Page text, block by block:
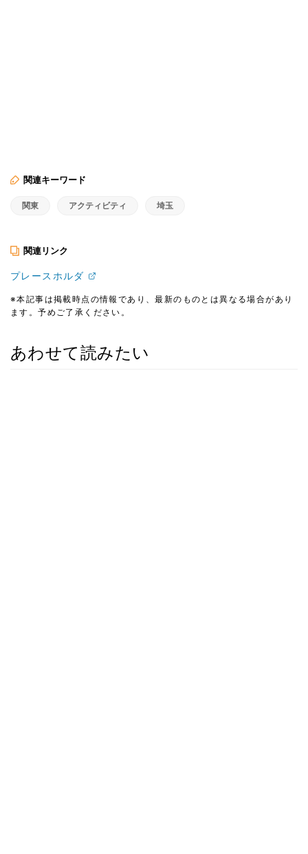
関連キーワード
関東 アクティビティ 埼玉
関連リンク
プレースホルダ
※本記事は掲載時点の情報であり、最新のものとは異なる場合があり
ます。予めご了承ください。
あわせて読みたい